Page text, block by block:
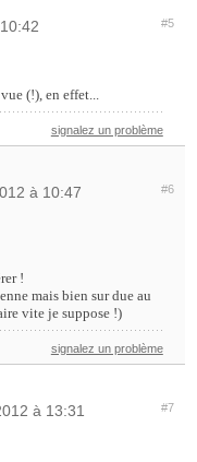
#5
(!), en effet...
signalez un problème
à 10:47 #6
!
mais bien sur due au
vite je suppose !)
signalez un problème
à 13:31 #7